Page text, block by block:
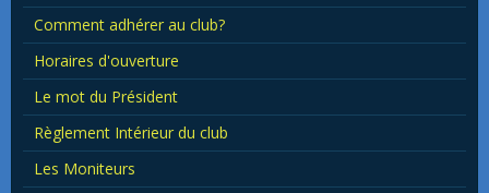
Comment adhérer au club?
Horaires d'ouverture
Le mot du Président
Règlement Intérieur du club
Les Moniteurs